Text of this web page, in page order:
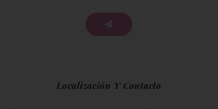
Localización Y Contacto